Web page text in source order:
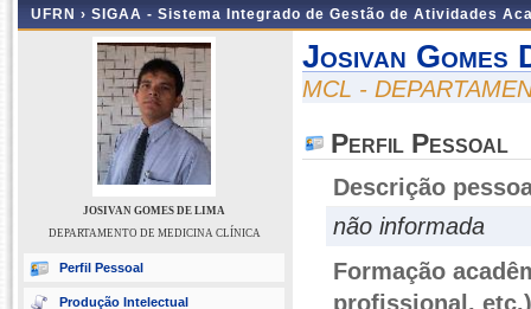
UFRN › SIGAA - Sistema Integrado de Gestão de Atividades
JOSIVAN GOMES DE LIMA
DEPARTAMENTO DE MEDICINA CLÍNICA
Perfil Pessoal
Produção Intelectual
Josivan Gomes
MCL -
Perfil Pessoal
Descrição
não informada
Formação
profissional, etc.)